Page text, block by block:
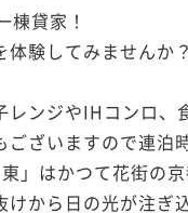
棟貸家！
体験してみませんか？
レンジやIHコンロ、
ございますので連泊
東」はかつて花街の
けから日の光が注ぎ